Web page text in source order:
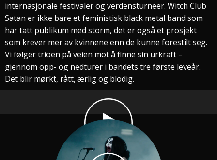
internasjonale festivaler og verdensturneer. Witch Club
Satan er ikke bare et feministisk black metal band som
har tatt publikum med storm, det er også et prosjekt
som krever mer av kvinnene enn de kunne forestilt seg.
Vi følger trioen på veien mot å finne sin urkraft –
gjennom opp- og nedturer i bandets tre første leveår.
Det blir mørkt, rått, ærlig og blodig.